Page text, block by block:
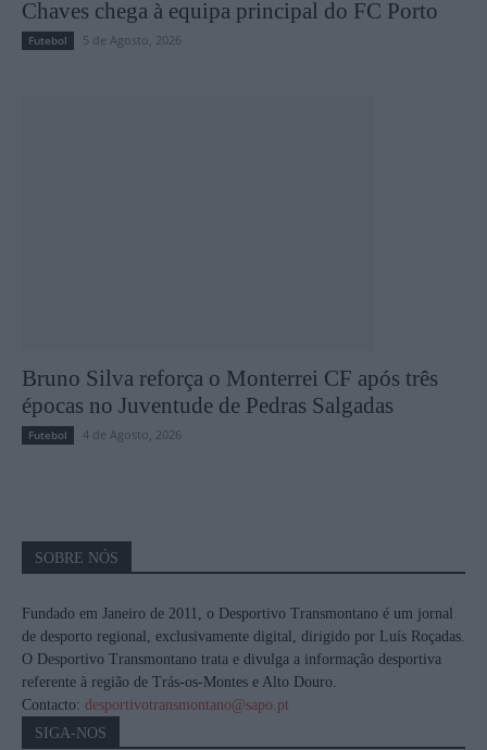
Chaves chega à equipa principal do FC Porto
Futebol 5 de Agosto, 2026
Bruno Silva reforça o Monterrei CF após três
épocas no Juventude de Pedras Salgadas
Futebol 4 de Agosto, 2026
SOBRE NÓS
Fundado em Janeiro de 2011, o Desportivo Transmontano é um jornal
de desporto regional, exclusivamente digital, dirigido por Luís Roçadas.
O Desportivo Transmontano trata e divulga a informação desportiva
referente à região de Trás-os-Montes e Alto Douro.
Contacto: desportivotransmontano@sapo.pt
SIGA-NOS